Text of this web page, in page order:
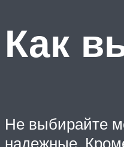
Как
Не выбирайте
надежные.